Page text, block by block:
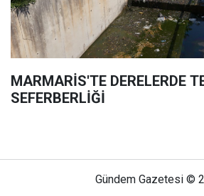
MARMARİS'TE DERELERDE
SEFERBERLİĞİ
Gündem Gazetesi ©